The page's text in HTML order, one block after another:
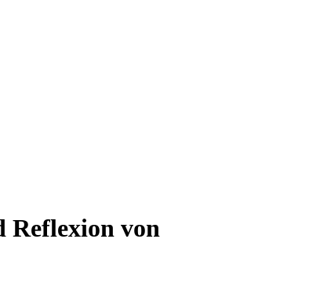
Reflexion von